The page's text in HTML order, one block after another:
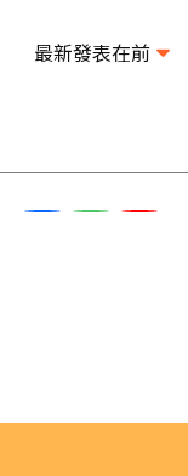
最新發表在前